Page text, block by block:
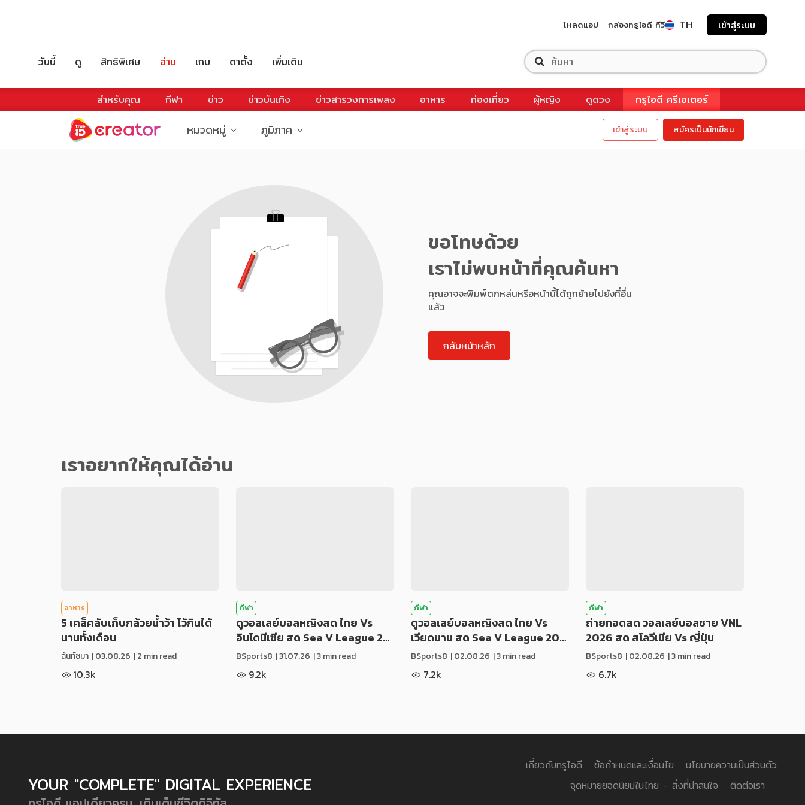
โหลดแอป กล่องทรูไอดี ทีวี TH เข้าสู่ระบบ
วันนี้ ดู สิทธิพิเศษ อ่าน เกม ตาตั้ง เพิ่มเติม
สำหรับคุณ กีฬา ข่าว ข่าวบันเทิง ข่าวสารวงการเพลง อาหาร ท่องเที่ยว ผู้หญิง ดูดวง ทรูไอดี ครีเอเตอร์
หมวดหมู่ ภูมิภาค เข้าสู่ระบบ สมัครเป็นนักเขียน
ขอโทษด้วย
เราไม่พบหน้าที่คุณค้นหา
คุณอาจจะพิมพ์ตกหล่นหรือหน้านี้ได้ถูกย้ายไปยังที่อื่น
แล้ว
กลับหน้าหลัก
เราอยากให้คุณได้อ่าน
อาหาร
5 เคล็คลับเก็บกล้วยน้ำว้า ไว้กินได้
นานทั้งเดือน
ฉันท์ชมา |03.08.26 | 2 min read
10.3k
กีฬา
ดูวอลเลย์บอลหญิงสด ไทย Vs
อินโดนีเซีย สด Sea V League 2…
BSports8 |31.07.26 | 3 min read
9.2k
กีฬา
ดูวอลเลย์บอลหญิงสด ไทย Vs
เวียดนาม สด Sea V League 20…
BSports8 |02.08.26 | 3 min read
7.2k
กีฬา
ถ่ายทอดสด วอลเลย์บอลชาย VNL
2026 สด สโลวีเนีย Vs ญี่ปุ่น
BSports8 |02.08.26 | 3 min read
6.7k
YOUR "COMPLETE" DIGITAL EXPERIENCE
เกี่ยวกับทรูไอดี ข้อกำหนดและเงื่อนไข
นโยบายความเป็นส่วนตัว
จุดหมายยอดนิยมในไทย - สิ่งที่น่าสนใจ
ติดต่อเรา